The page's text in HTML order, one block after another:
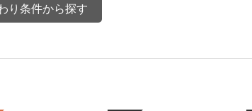
り条件から探す